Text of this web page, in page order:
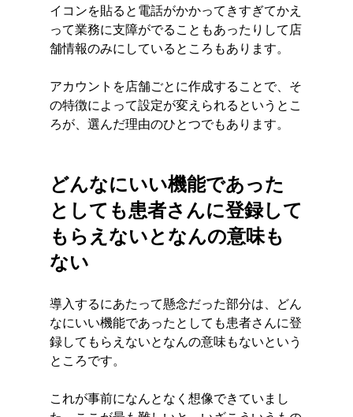
イコンを貼ると電話がかかってきすぎてかえ
って業務に支障がでることもあったりして店
舗情報のみにしているところもあります。
アカウントを店舗ごとに作成することで、そ
の特徴によって設定が変えられるというとこ
ろが、選んだ理由のひとつでもあります。
どんなにいい機能であった
としても患者さんに登録して
もらえないとなんの意味も
ない
導入するにあたって懸念だった部分は、どん
なにいい機能であったとしても患者さんに登
録してもらえないとなんの意味もないという
ところです。
これが事前になんとなく想像できていまし